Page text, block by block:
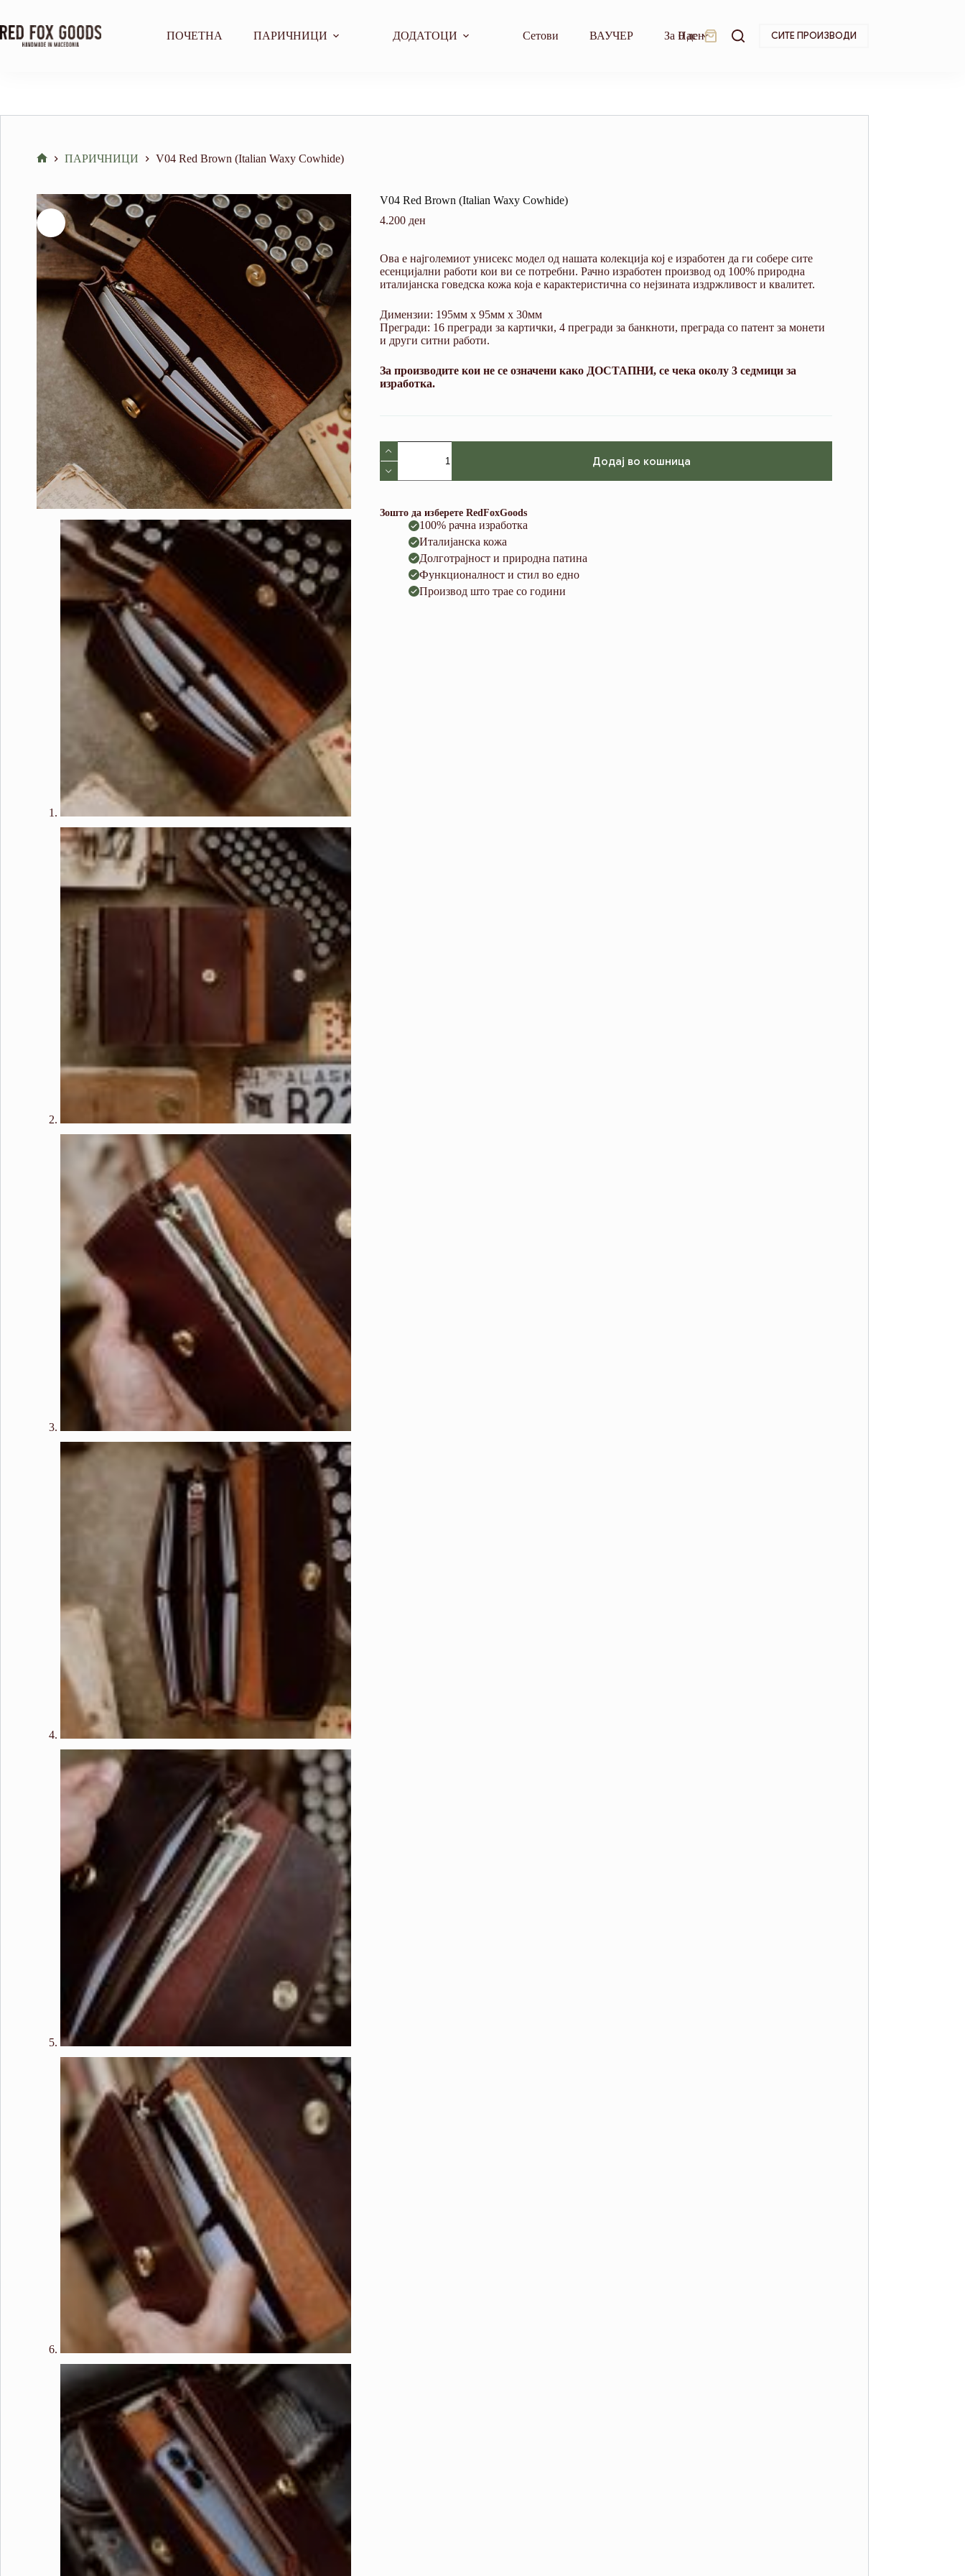
content
ПОЧЕТНА ПАРИЧНИЦИ ДОДАТОЦИ Сетови ВАУЧЕР За Нас
Shopping
0ден СИТЕ ПРОИЗВОДИ
ПАРИЧНИЦИ V04 Red Brown (Italian Waxy Cowhide)
V04 Red Brown (Italian Waxy Cowhide)
4.200 ден
Ова е најголемиот унисекс модел од нашата колекција кој е изработен да ги собере сите
есенцијални работи кои ви се потребни. Рачно изработен производ од 100% природна
италијанска говедска кожа која е карактеристична со нејзината издржливост и квалитет.
Димензии: 195мм х 95мм х 30мм
Прегради: 16 прегради за картички, 4 прегради за банкноти, преграда со патент за монети
и други ситни работи.
За производите кои не се означени како ДОСТАПНИ, се чека околу 3 седмици за
изработка.
V04
Red
Brown
(Italian
Cowhide)
количина
Додај во кошница
Зошто да изберете RedFoxGoods
100% рачна изработка
Италијанска кожа
Долготрајност и природна патина
Функционалност и стил во едно
Производ што трае со години